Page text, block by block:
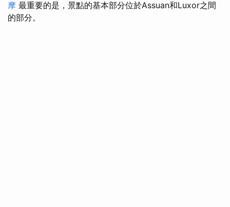
摩 最重要的是，景點的基本部分位於Assuan和Luxor之間
的部分。